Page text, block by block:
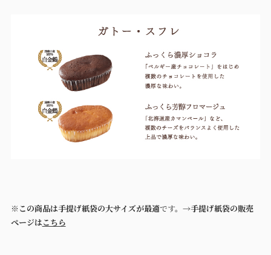
※ この商品は手提げ紙袋の大サイズが最適です。→手提げ紙袋の販売
ページはこちら